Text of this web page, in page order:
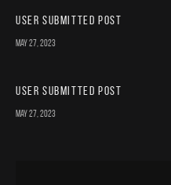
User Submitted Post
May 27, 2023
User Submitted Post
May 27, 2023